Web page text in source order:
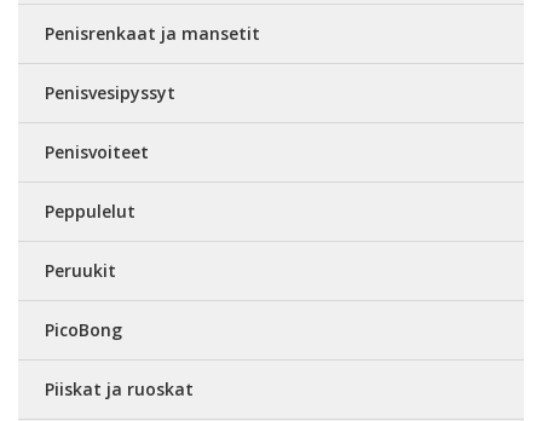
Penisrenkaat ja mansetit
Penisvesipyssyt
Penisvoiteet
Peppulelut
Peruukit
PicoBong
Piiskat ja ruoskat